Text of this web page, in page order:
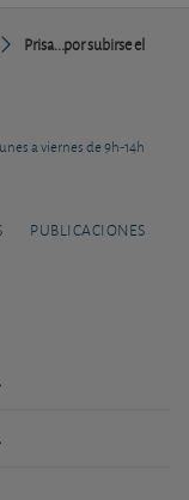
Prisa...por subirse el
a viernes de 9h-14h
PUBLICACIONES